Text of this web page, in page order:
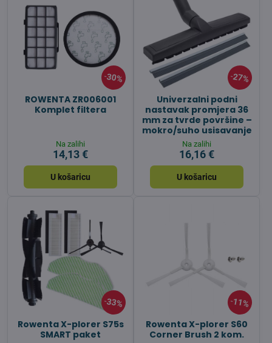
30%
ROWENTA ZR006001
Komplet filtera
Na zalihi
14,13 €
U košaricu
27%
Univerzalni podni
nastavak promjera 36
mm za tvrde površine –
mokro/suho usisavanje
Na zalihi
16,16 €
U košaricu
33%
Rowenta X-plorer S75s
SMART paket
11%
Rowenta X-plorer S60
Corner Brush 2 kom.